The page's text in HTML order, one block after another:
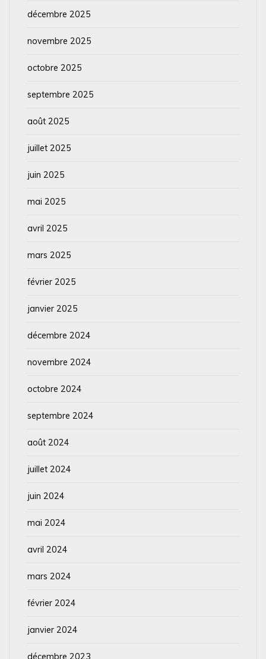
décembre 2025
novembre 2025
octobre 2025
septembre 2025
août 2025
juillet 2025
juin 2025
mai 2025
avril 2025
mars 2025
février 2025
janvier 2025
décembre 2024
novembre 2024
octobre 2024
septembre 2024
août 2024
juillet 2024
juin 2024
mai 2024
avril 2024
mars 2024
février 2024
janvier 2024
décembre 2023